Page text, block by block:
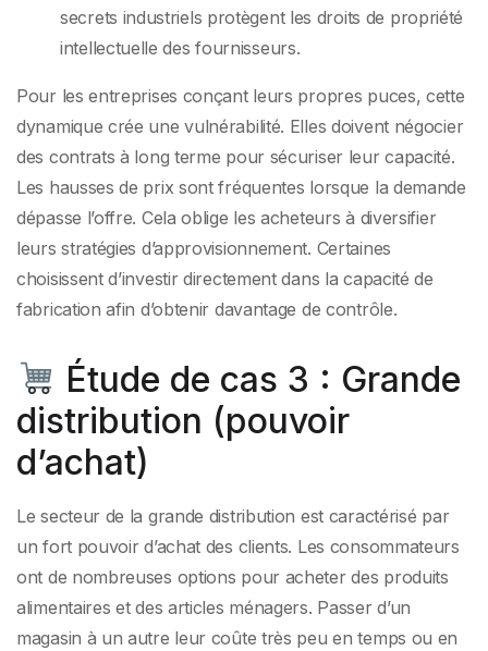
secrets industriels protègent les droits de propriété
intellectuelle des fournisseurs.
Pour les entreprises conçant leurs propres puces, cette
dynamique crée une vulnérabilité. Elles doivent négocier
des contrats à long terme pour sécuriser leur capacité.
Les hausses de prix sont fréquentes lorsque la demande
dépasse l’offre. Cela oblige les acheteurs à diversifier
leurs stratégies d’approvisionnement. Certaines
choisissent d’investir directement dans la capacité de
fabrication afin d’obtenir davantage de contrôle.
Étude de cas 3 : Grande
distribution (pouvoir
d’achat)
Le secteur de la grande distribution est caractérisé par
un fort pouvoir d’achat des clients. Les consommateurs
ont de nombreuses options pour acheter des produits
alimentaires et des articles ménagers. Passer d’un
magasin à un autre leur coûte très peu en temps ou en